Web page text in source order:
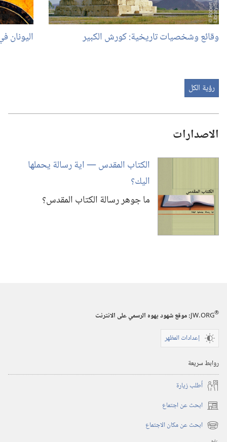
وقائع وشخصيات تاريخية:‏ كورش الكبير اليونان
رؤية الكل
الاصدارات
الكتاب المقدس —‏ اية رسالة يحملها
اليك؟‏
ما جوهر رسالة الكتاب المقدس؟‏
JW.ORG®
:‏ موقع شهود يهوه الرسمي على الانترنت
إعدادات المظهر
روابط سريعة
أُطلب زيارة
ابحث عن اجتماع (يفتح
نافذة
جديدة)
ابحث عن مكان الاجتماع (يفتح